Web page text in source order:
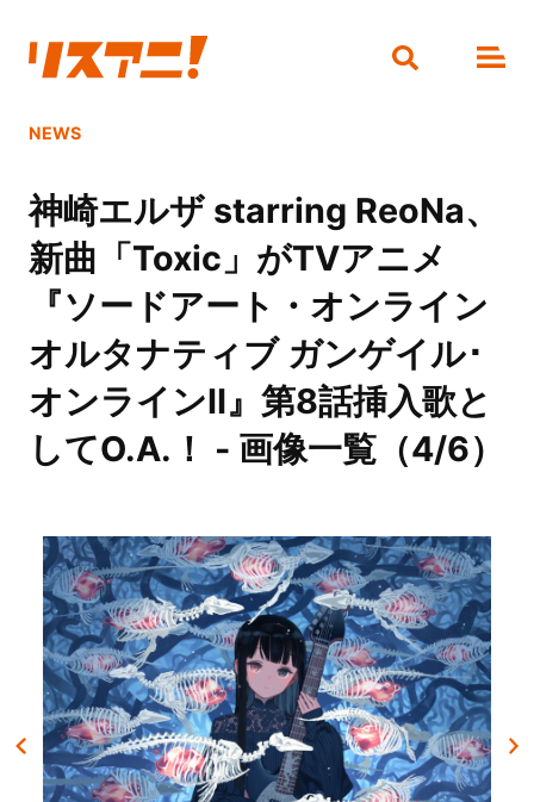
NEWS
神崎エルザ starring ReoNa、
新曲「Toxic」がTVアニメ
『ソードアート・オンライン
オルタナティブ ガンゲイル･
オンラインⅡ』第8話挿入歌と
してO.A.！ - 画像一覧（4/6）